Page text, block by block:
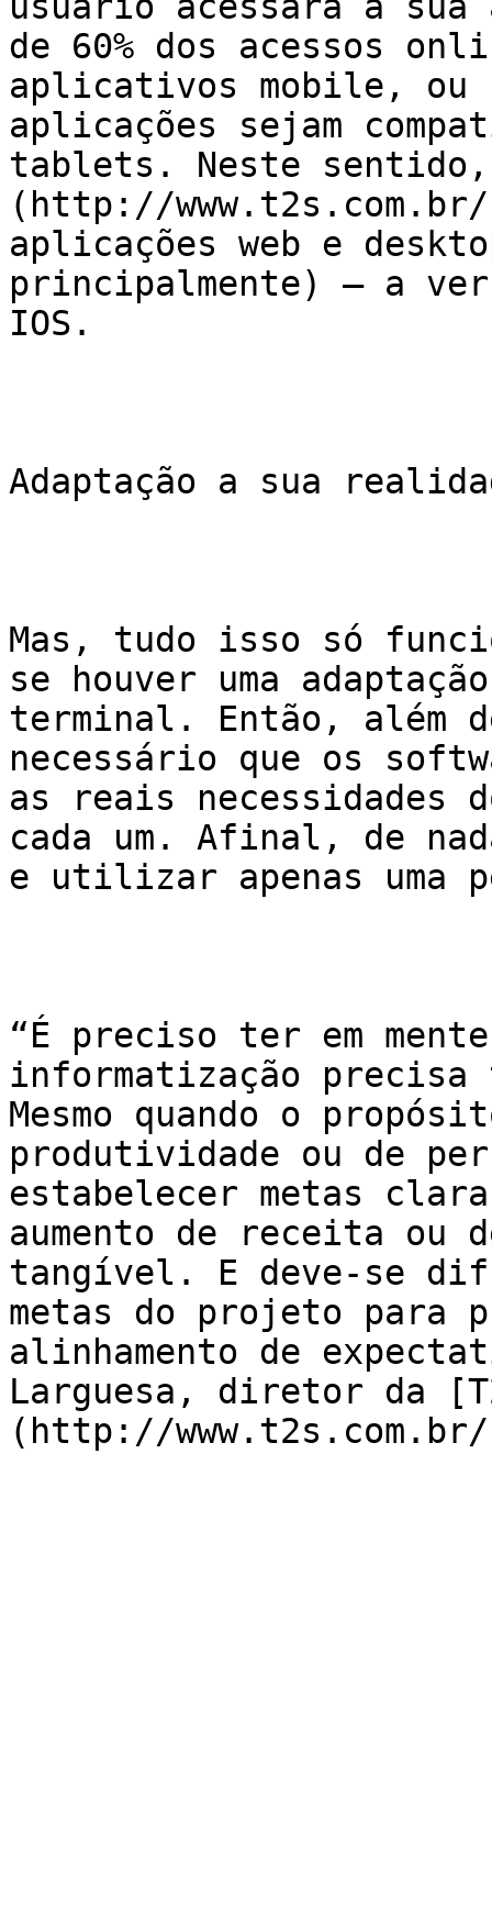
de 60% dos acessos
aplicativos mobile, ou
aplicações sejam
tablets. Neste
(http://
aplicações web e
principalmente) – a
IOS.
Adaptação a sua
Mas, tudo isso só
se houver uma
terminal. Então, além
necessário que os
as reais necessidades
cada um. Afinal, de
e utilizar apenas uma
“É preciso ter em
informatização
Mesmo quando o
produtividade ou de
estabelecer metas
aumento de receita ou
tangível. E deve-se
metas do projeto para
alinhamento de
Larguesa, diretor da
(http://